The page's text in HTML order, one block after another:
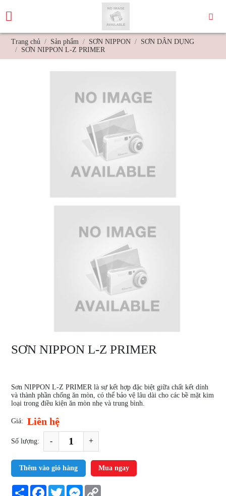
Trang chủ Sản phẩm SƠN NIPPON
SƠN DÂN DỤNG
SƠN NIPPON L-Z PRIMER
SƠN NIPPON L-Z PRIMER
Sơn NIPPON L-Z PRIMER là sự kết hợp đặc biệt giữa chất kết dính
và thành phần chống ăn mòn, có thể bảo vệ lâu dài cho các bề mặt kim
loại trong điều kiện ăn mòn nhẹ và trung bình.
Giá: Liên hệ
Số lượng: - +
Thêm vào giỏ hàng Mua ngay
Share FacebookTwitterMessenger